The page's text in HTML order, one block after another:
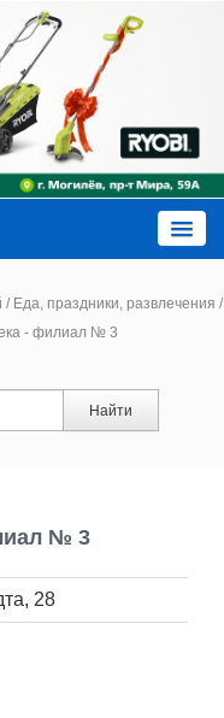
/ Еда, праздники, развлечения /
- филиал № 3
Найти
№ 3
28